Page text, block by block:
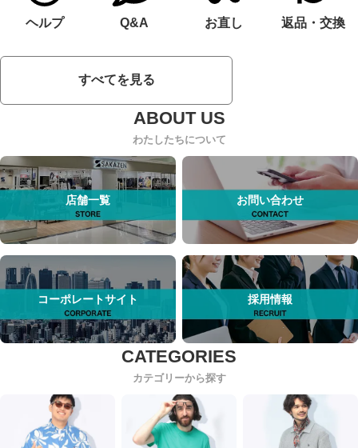
ヘルプ Q&A お直し 返品・交換
すべてを見る
わたしたちについて
店舗一覧 お問い合わせ
コーポレートサイト 採用情報
カテゴリーから探す